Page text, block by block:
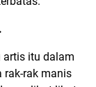
artis itu dalam
rak-rak manis